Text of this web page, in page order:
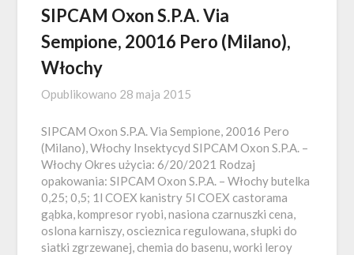
SIPCAM Oxon S.P.A. Via
Sempione, 20016 Pero (Milano),
Włochy
Opublikowano 28 maja 2015
SIPCAM Oxon S.P.A. Via Sempione, 20016 Pero
(Milano), Włochy Insektycyd SIPCAM Oxon S.P.A. –
Włochy Okres użycia: 6/20/2021 Rodzaj
opakowania: SIPCAM Oxon S.P.A. – Włochy butelka
0,25; 0,5; 1l COEX kanistry 5l COEX castorama
gąbka, kompresor ryobi, nasiona czarnuszki cena,
oslona karniszy, oscieznica regulowana, słupki do
siatki zgrzewanej, chemia do basenu, worki leroy